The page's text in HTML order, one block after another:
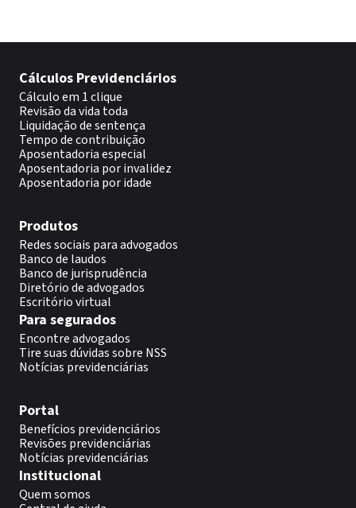
Cálculos Previdenciários
Cálculo em 1 clique
Revisão da vida toda
Liquidação de sentença
Tempo de contribuição
Aposentadoria especial
Aposentadoria por invalidez
Aposentadoria por idade
Produtos
Redes sociais para advogados
Banco de laudos
Banco de jurisprudência
Diretório de advogados
Escritório virtual
Para segurados
Encontre advogados
Tire suas dúvidas sobre NSS
Notícias previdenciárias
Portal
Benefícios previdenciários
Revisões previdenciárias
Notícias previdenciárias
Institucional
Quem somos